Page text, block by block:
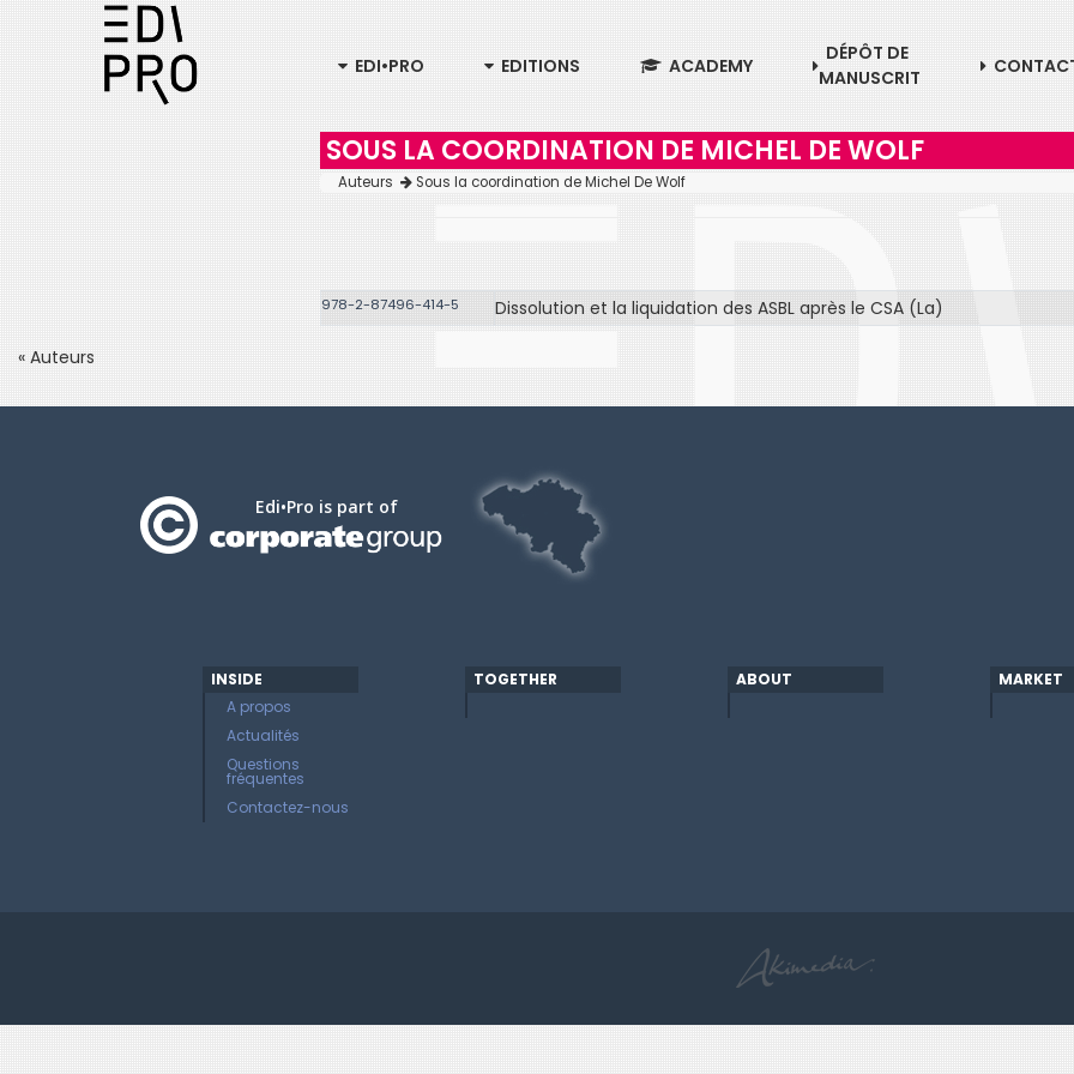
EDI•PRO EDITIONS ACADEMY
DÉPÔT DE
MANUSCRIT
SOUS LA COORDINATION DE MICHEL DE WOLF
Auteurs Sous la coordination de Michel De Wolf
978-2-87496-414-5 Dissolution et la liquidation des ASBL après le CSA (La)
« Auteurs
Edi•Pro is part of
INSIDE
A propos
Actualités
Questions
fréquentes
Contactez-nous
TOGETHER ABOUT MARKET